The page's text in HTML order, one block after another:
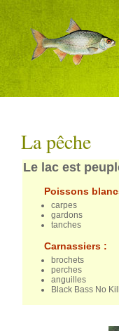
La pêche
Le lac est
Poissons
carpes
gardons
tanches
Carnassiers :
brochets
perches
anguilles
Black Bass No Kill